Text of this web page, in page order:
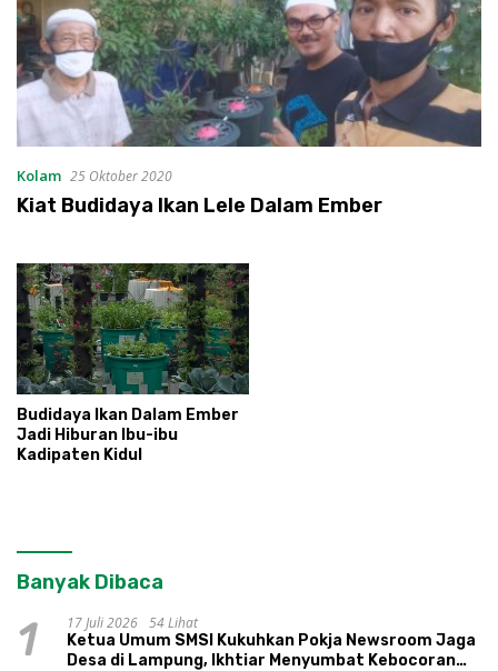
Kolam 25 Oktober 2020
Kiat Budidaya Ikan Lele Dalam Ember
Budidaya Ikan Dalam Ember
Jadi Hiburan Ibu-ibu
Kadipaten Kidul
Banyak Dibaca
1 17 Juli 2026 54 Lihat
Ketua Umum SMSI Kukuhkan Pokja Newsroom Jaga
Desa di Lampung, Ikhtiar Menyumbat Kebocoran